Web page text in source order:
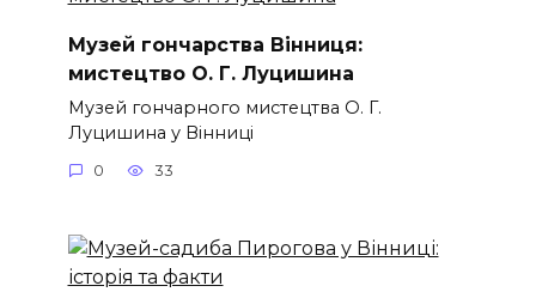
Музей гончарства Вінниця:
мистецтво О. Г. Луцишина
Музей гончарного мистецтва О. Г.
Луцишина у Вінниці
0 33